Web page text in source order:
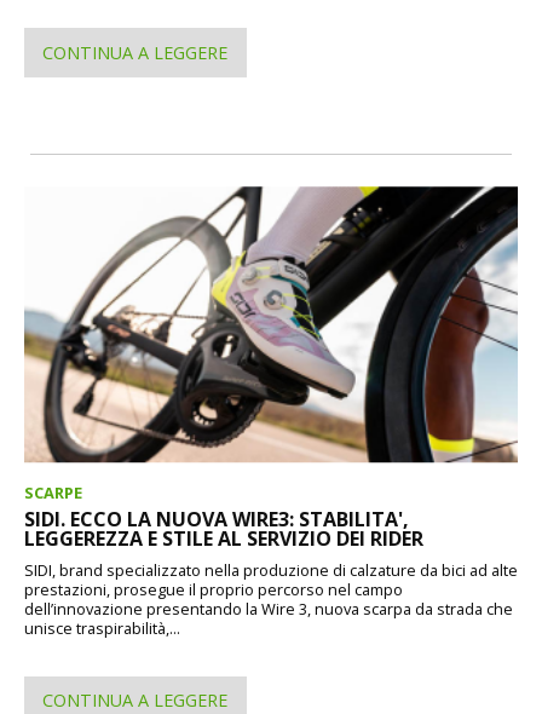
CONTINUA A LEGGERE
SCARPE
SIDI. ECCO LA NUOVA WIRE3: STABILITA',
LEGGEREZZA E STILE AL SERVIZIO DEI RIDER
SIDI, brand specializzato nella produzione di calzature da bici ad alte
prestazioni, prosegue il proprio percorso nel campo
dell’innovazione presentando la Wire 3, nuova scarpa da strada che
unisce traspirabilità,...
CONTINUA A LEGGERE